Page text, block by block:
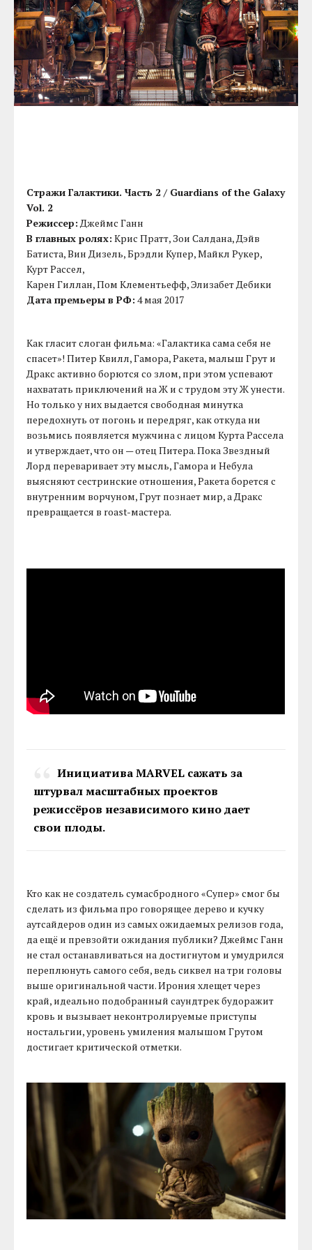
Стражи Галактики. Часть 2 / Guardians of the Galaxy
Vol. 2
Режиссер:Джеймс Ганн
В главных ролях: Крис Пратт, Зои Салдана, Дэйв
Батиста, Вин Дизель, Брэдли Купер, Майкл Рукер,
Курт Рассел,
Карен Гиллан, Пом Клементьефф, Элизабет Дебики
Дата премьеры в РФ: 4 мая 2017
Как гласит слоган фильма: «Галактика сама себя не
спасет»! Питер Квилл, Гамора, Ракета, малыш Грут и
Дракс активно борются со злом, при этом успевают
нахватать приключений на Ж и с трудом эту Ж унести.
Но только у них выдается свободная минутка
передохнуть от погонь и передряг, как откуда ни
возьмись появляется мужчина с лицом Курта Рассела
и утверждает, что он — отец Питера. Пока Звездный
Лорд переваривает эту мысль, Гамора и Небула
выясняют сестринские отношения, Ракета борется с
внутренним ворчуном, Грут познает мир, а Дракс
превращается в roast-мастера.
Инициатива MARVEL сажать за
штурвал масштабных проектов
режиссёров независимого кино дает
свои плоды.
Кто как не создатель сумасбродного «Супер» смог бы
сделать из фильма про говорящее дерево и кучку
аутсайдеров один из самых ожидаемых релизов года,
да ещё и превзойти ожидания публики? Джеймс Ганн
не стал останавливаться на достигнутом и умудрился
переплюнуть самого себя, ведь сиквел на три головы
выше оригинальной части. Ирония хлещет через
край, идеально подобранный саундтрек будоражит
кровь и вызывает неконтролируемые приступы
ностальгии, уровень умиления малышом Грутом
достигает критической отметки.